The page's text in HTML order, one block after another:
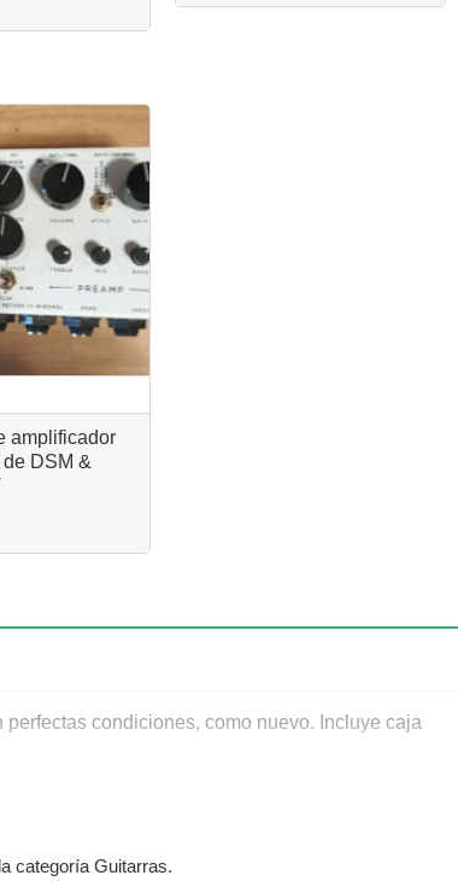
amplificador
DSM &
condiciones, como nuevo. Incluye caja
categoría Guitarras.